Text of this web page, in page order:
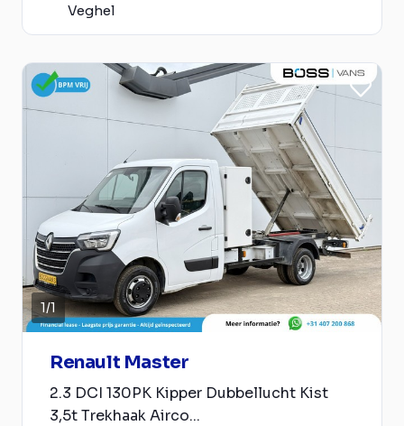
Veghel
1/1
Renault Master
2.3 DCI 130PK Kipper Dubbellucht Kist
3,5t Trekhaak Airco...